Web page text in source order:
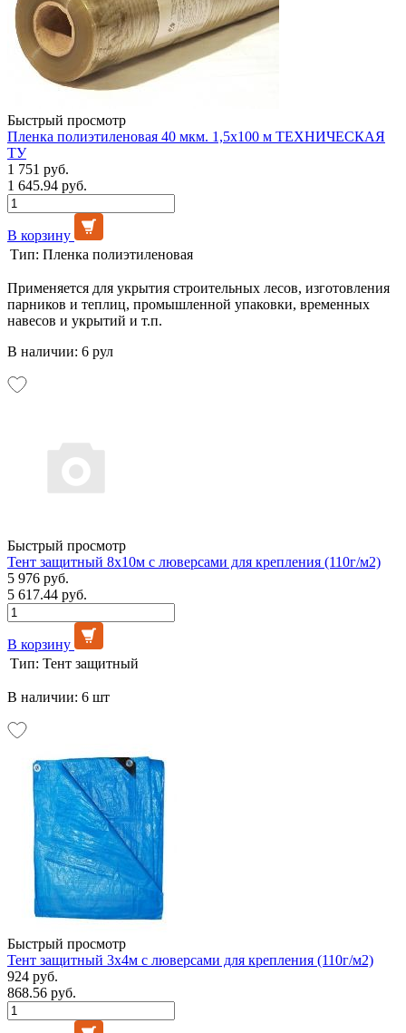
Быстрый просмотр
Пленка полиэтиленовая 40 мкм. 1,5х100 м ТЕХНИЧЕСКАЯ
ТУ
1 751 руб.
1 645.94 руб.
В корзину
Тип: Пленка полиэтиленовая
Применяется для укрытия строительных лесов, изготовления
парников и теплиц, промышленной упаковки, временных
навесов и укрытий и т.п.
В наличии: 6 рул
Быстрый просмотр
Тент защитный 8х10м с люверсами для крепления (110г/м2)
5 976 руб.
5 617.44 руб.
В корзину
Тип: Тент защитный
В наличии: 6 шт
Быстрый просмотр
Тент защитный 3х4м с люверсами для крепления (110г/м2)
924 руб.
868.56 руб.